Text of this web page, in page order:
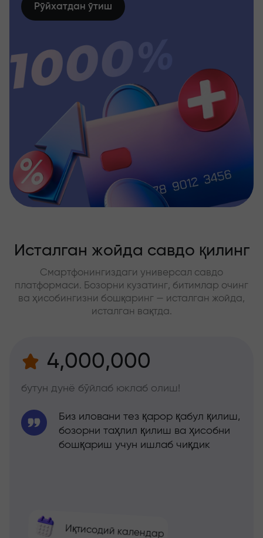
Рўйхатдан ўтиш
Исталган жойда савдо қилинг
Смартфонингиздаги универсал савдо
платформаси. Бозорни кузатинг, битимлар очинг
ва ҳисобингизни бошқаринг — исталган жойда,
исталган вақтда.
4,000,000
бутун дунё бўйлаб юклаб олиш!
Иқтисодий календар
Биз иловани тез қарор қабул қилиш,
бозорни таҳлил қилиш ва ҳисобни
бошқариш учун ишлаб чиқдик